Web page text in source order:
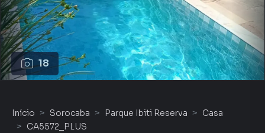
18
Início Sorocaba Parque Ibiti Reserva
Casa
CA5572_PLUS